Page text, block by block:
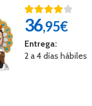
36,95€
Entrega:
2 a 4 días hábiles